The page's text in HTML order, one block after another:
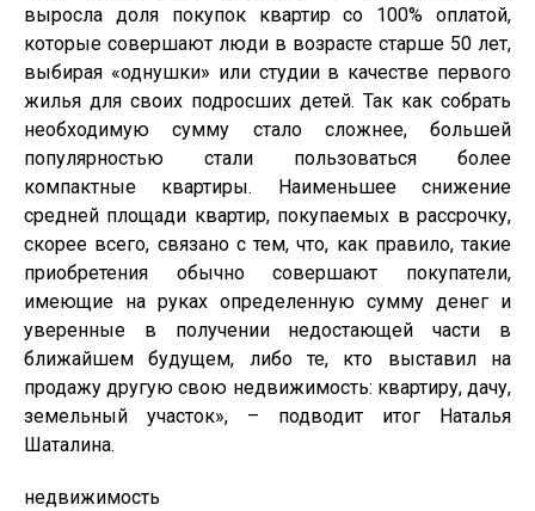
выросла доля покупок квартир со 100% оплатой,
которые совершают люди в возрасте старше 50 лет,
выбирая «однушки» или студии в качестве первого
жилья для своих подросших детей. Так как собрать
необходимую сумму стало сложнее, большей
популярностью стали пользоваться более
компактные квартиры. Наименьшее снижение
средней площади квартир, покупаемых в рассрочку,
скорее всего, связано с тем, что, как правило, такие
приобретения обычно совершают покупатели,
имеющие на руках определенную сумму денег и
уверенные в получении недостающей части в
ближайшем будущем, либо те, кто выставил на
продажу другую свою недвижимость: квартиру, дачу,
земельный участок», – подводит итог Наталья
Шаталина.
недвижимость